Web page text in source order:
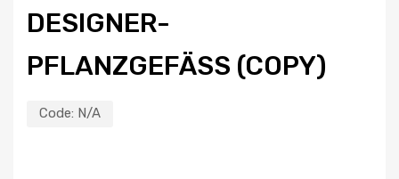
SIGNER-PF
LANZGEFÄSS (COPY)
Code: N/A